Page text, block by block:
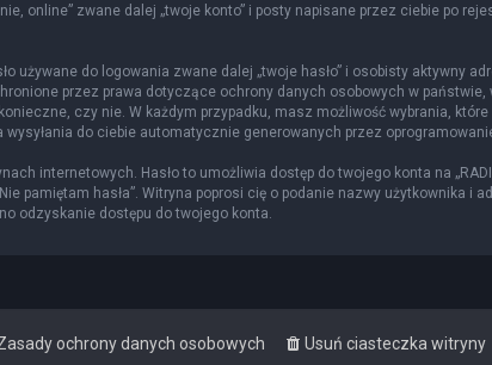
online” zwane dalej „twoje konto” i posty napisane przez ciebie po
do logowania zwane dalej „twoje hasło” i osobisty aktywny
przez prawa dotyczące ochrony danych osobowych w
czy nie. W każdym przypadku, masz możliwość wybrania,
do ciebie automatycznie generowanych przez
internetowych. Hasło to umożliwia dostęp do twojego konta na
pamiętam hasła”. Witryna poprosi cię o podanie nazwy użytkownika i
odzyskanie dostępu do twojego konta.
Usuń ciasteczka witryny
ochrony danych osobowych